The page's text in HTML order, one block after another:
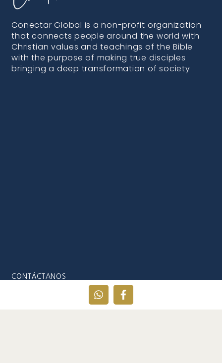
Conectar Global is a non-profit organization
that connects people around the world with
Christian values and teachings of the Bible
with the purpose of making true disciples
bringing a deep transformation of society
CONTÁCTANOS
info@tiempodeconectar.com